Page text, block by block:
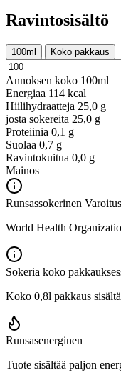
Ravintosisältö
100ml Koko pakkaus
Annoksen koko 100ml
Energiaa 114 kcal
Hiilihydraatteja 25,0 g
josta sokereita 25,0 g
Proteiinia 0,1 g
Suolaa 0,7 g
Ravintokuitua 0,0 g
Mainos
Runsassokerinen Varoitus
World Health
Sokeria koko
Koko 0,8l pakkaus
Runsasenerginen
Tuote sisältää paljon